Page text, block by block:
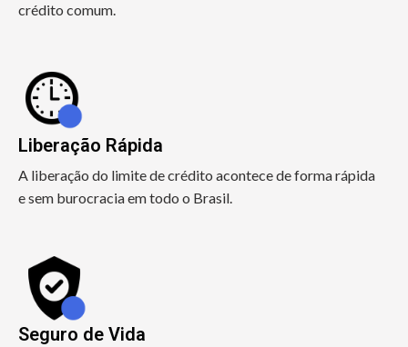
crédito comum.
Liberação Rápida
A liberação do limite de crédito acontece de forma rápida
e sem burocracia em todo o Brasil.
Seguro de Vida